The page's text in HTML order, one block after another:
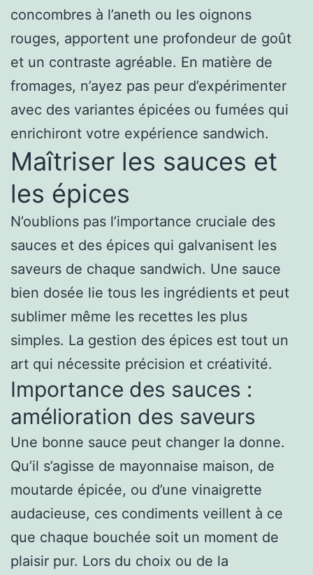
concombres à l’aneth ou les oignons
rouges, apportent une profondeur de goût
et un contraste agréable. En matière de
fromages, n’ayez pas peur d’expérimenter
avec des variantes épicées ou fumées qui
enrichiront votre expérience sandwich.
Maîtriser les sauces et
les épices
N’oublions pas l’importance cruciale des
sauces et des épices qui galvanisent les
saveurs de chaque sandwich. Une sauce
bien dosée lie tous les ingrédients et peut
sublimer même les recettes les plus
simples. La gestion des épices est tout un
art qui nécessite précision et créativité.
Importance des sauces :
amélioration des saveurs
Une bonne sauce peut changer la donne.
Qu’il s’agisse de mayonnaise maison, de
moutarde épicée, ou d’une vinaigrette
audacieuse, ces condiments veillent à ce
que chaque bouchée soit un moment de
plaisir pur. Lors du choix ou de la